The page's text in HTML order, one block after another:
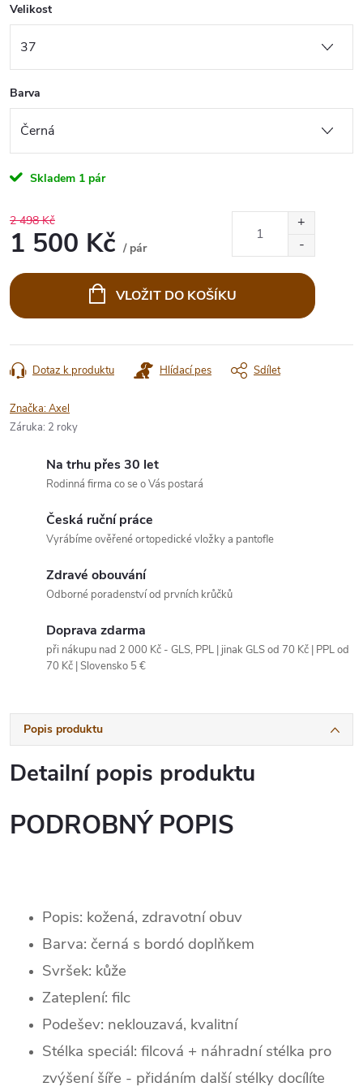
Velikost
Barva
Skladem 1 pár
2 498 Kč
1 500 Kč / pár
cena:
VLOŽIT DO KOŠÍKU
Dotaz k produktu Hlídací pes Sdílet
Značka:Axel
Záruka: 2 roky
Na trhu přes 30 let
Rodinná firma co se o Vás postará
Česká ruční práce
Vyrábíme ověřené ortopedické vložky a pantofle
Zdravé obouvání
Odborné poradenství od prvních krůčků
Doprava zdarma
při nákupu nad 2 000 Kč - GLS, PPL | jinak GLS od 70 Kč | PPL od
70 Kč | Slovensko 5 €
Popis produktu
Detailní popis produktu
PODROBNÝ POPIS
Popis: kožená, zdravotní obuv
Barva: černá s bordó doplňkem
Svršek: kůže
Zateplení: filc
Podešev: neklouzavá, kvalitní
Stélka speciál: filcová + náhradní stélka pro
zvýšení šíře - přidáním další stélky docílíte